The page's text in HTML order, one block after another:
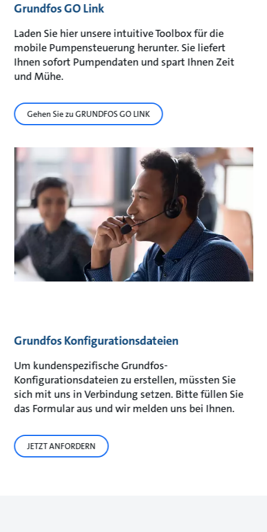
Grundfos GO Link
Laden Sie hier unsere intuitive Toolbox für die
mobile Pumpensteuerung herunter. Sie liefert
Ihnen sofort Pumpendaten und spart Ihnen Zeit
und Mühe.
Gehen Sie zu GRUNDFOS GO LINK
Grundfos Konfigurationsdateien
Um kundenspezifische Grundfos-
Konfigurationsdateien zu erstellen, müssten Sie
sich mit uns in Verbindung setzen. Bitte füllen Sie
das Formular aus und wir melden uns bei Ihnen.
JETZT ANFORDERN